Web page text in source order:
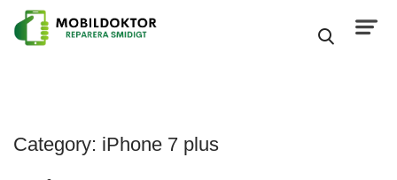
Category: iPhone 7 plus